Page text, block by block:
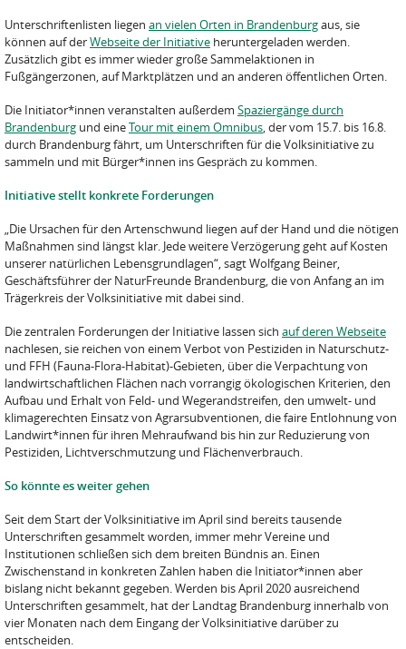
Unterschriftenlisten liegen an vielen Orten in Brandenburgaus, sie
können auf derWebseite der Initiative heruntergeladen werden.
Zusätzlich gibt es immer wieder große Sammelaktionen in
Fußgängerzonen, auf Marktplätzen und an anderen öffentlichen Orten.
Die Initiator*innen veranstalten außerdem Spaziergänge durch
Brandenburg und eineTour mit einem Omnibus, der vom 15.7. bis 16.8.
durch Brandenburg fährt, um Unterschriften für die Volksinitiative zu
sammeln und mit Bürger*innen ins Gespräch zu kommen.
Initiative stellt konkrete Forderungen
„Die Ursachen für den Artenschwund liegen auf der Hand und die nötigen
Maßnahmen sind längst klar. Jede weitere Verzögerung geht auf Kosten
unserer natürlichen Lebensgrundlagen“, sagt Wolfgang Beiner,
Geschäftsführer der NaturFreunde Brandenburg, die von Anfang an im
Trägerkreis der Volksinitiative mit dabei sind.
Die zentralen Forderungen der Initiative lassen sich auf deren Webseite
nachlesen, sie reichen von einem Verbot von Pestiziden in Naturschutz-
und FFH (Fauna-Flora-Habitat)-Gebieten, über die Verpachtung von
landwirtschaftlichen Flächen nach vorrangig ökologischen Kriterien, den
Aufbau und Erhalt von Feld- und Wegerandstreifen, den umwelt- und
klimagerechten Einsatz von Agrarsubventionen, die faire Entlohnung von
Landwirt*innen für ihren Mehraufwand bis hin zur Reduzierung von
Pestiziden, Lichtverschmutzung und Flächenverbrauch.
So könnte es weiter gehen
Seit dem Start der Volksinitiative im April sind bereits tausende
Unterschriften gesammelt worden, immer mehr Vereine und
Institutionen schließen sich dem breiten Bündnis an. Einen
Zwischenstand in konkreten Zahlen haben die Initiator*innen aber
bislang nicht bekannt gegeben. Werden bis April 2020 ausreichend
Unterschriften gesammelt, hat der Landtag Brandenburg innerhalb von
vier Monaten nach dem Eingang der Volksinitiative darüber zu
entscheiden.